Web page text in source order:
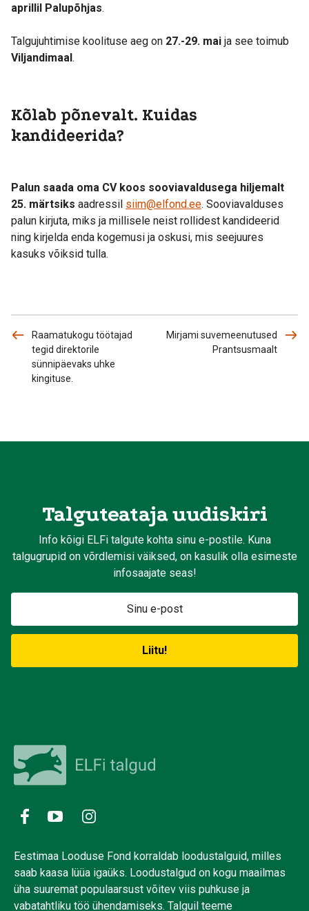
aprillil Palupõhjas.
Talgujuhtimise koolituse aeg on 27.-29. mai ja see toimub
Viljandimaal.
Kõlab põnevalt. Kuidas
kandideerida?
Palun saada oma CV koos sooviavaldusega hiljemalt
25. märtsiks aadressil siim@elfond.ee. Sooviavalduses
palun kirjuta, miks ja millisele neist rollidest kandideerid
ning kirjelda enda kogemusi ja oskusi, mis seejuures
kasuks võiksid tulla.
Raamatukogu töötajad
tegid direktorile
sünnipäevaks uhke
kingituse.
Mirjami suvemeenutused
Prantsusmaalt
Talguteataja uudiskiri
Info kõigi ELFi talgute kohta sinu e-postile. Kuna
talgugrupid on võrdlemisi väiksed, on kasulik olla esimeste
infosaajate seas!
Eestimaa Looduse Fond korraldab loodustalguid, milles
saab kaasa lüüa igaüks. Loodustalgud on kogu maailmas
üha suuremat populaarsust võitev viis puhkuse ja
vabatahtliku töö ühendamiseks. Talguil teeme